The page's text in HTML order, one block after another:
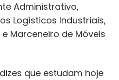
Administrativo,
Logísticos Industriais,
Marceneiro de Móveis
que estudam hoje